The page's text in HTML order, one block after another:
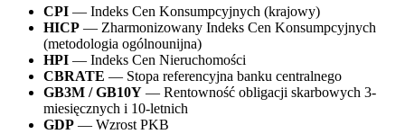
CPI — Indeks Cen Konsumpcyjnych (krajowy)
HICP — Zharmonizowany Indeks Cen Konsumpcyjnych
(metodologia ogólnounijna)
HPI — Indeks Cen Nieruchomości
CBRATE — Stopa referencyjna banku centralnego
GB3M / GB10Y — Rentowność obligacji skarbowych 3-
miesięcznych i 10-letnich
GDP — Wzrost PKB